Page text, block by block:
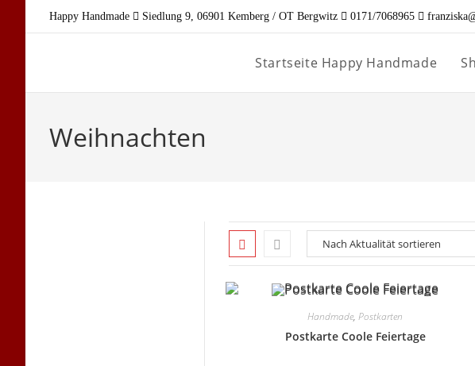
Inhalt
Happy Handmade Siedlung 9, 06901 Kemberg / OT Bergwitz 0171/7068965
Startseite Happy Handmade
Weihnachten
Handmade,Postkarten
Postkarte Coole Feiertage